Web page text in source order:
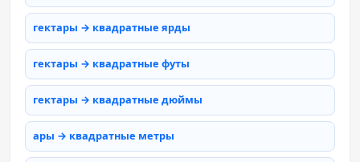
гектары → квадратные ярды
гектары → квадратные футы
гектары → квадратные дюймы
ары → квадратные метры